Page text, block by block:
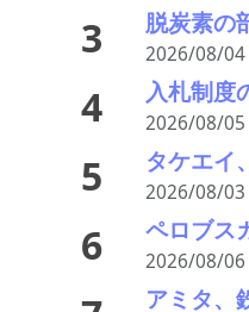
3 2026/08/04
4 2026/08/05
5 2026/08/03
6 2026/08/06